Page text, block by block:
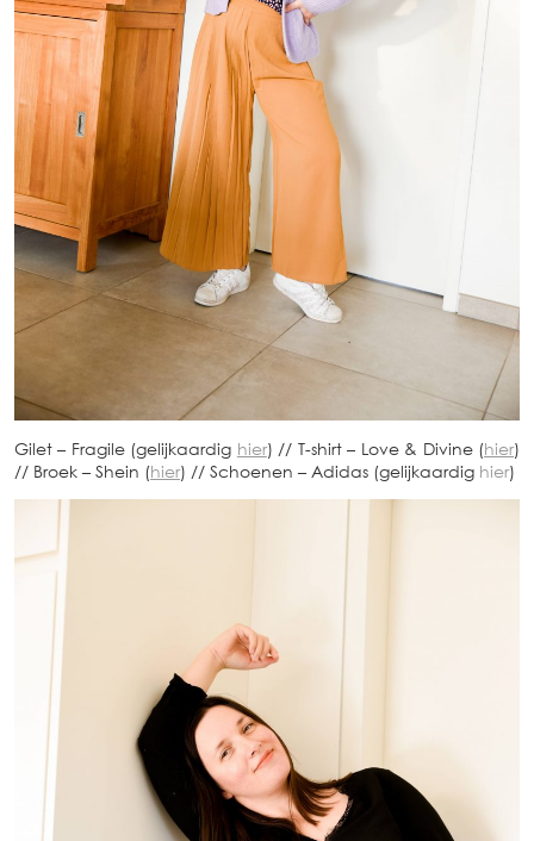
Gilet – Fragile (gelijkaardig hier) // T-shirt – Love & Divine (hier)
// Broek – Shein (hier) // Schoenen – Adidas (gelijkaardig hier)